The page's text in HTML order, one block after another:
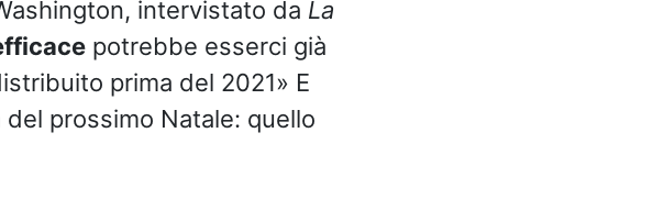
intervistato da La
potrebbe esserci già
prima del 2021» E
prossimo Natale: quello